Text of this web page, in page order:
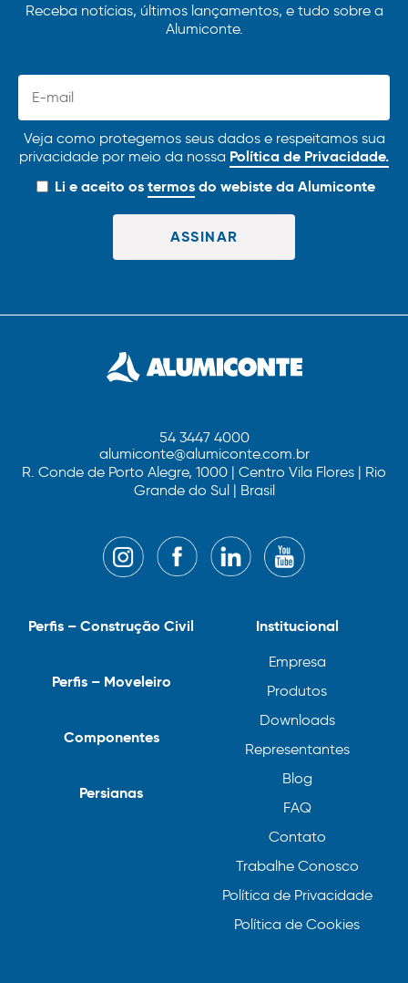
Receba notícias, últimos lançamentos, e tudo sobre a
Alumiconte.
Veja como protegemos seus dados e respeitamos sua
privacidade por meio da nossa Política de Privacidade.
Li e aceito ostermosdo webiste da Alumiconte
54 3447 4000
alumiconte@alumiconte.com.br
R. Conde de Porto Alegre, 1000 | Centro Vila Flores | Rio
Grande do Sul | Brasil
Institucional
Empresa
Produtos
Downloads
Representantes
Blog
FAQ
Contato
Trabalhe Conosco
Política de Privacidade
Política de Cookies
Perfis – Construção Civil
Perfis – Moveleiro
Componentes
Persianas